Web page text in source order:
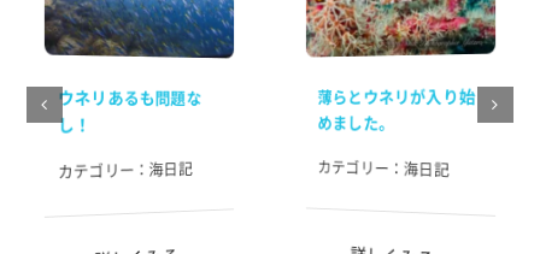
ウネリあるも問題な
し！
カテゴリー： 海日記
薄らとウネリが入り始
めました。
カテゴリー：海日記